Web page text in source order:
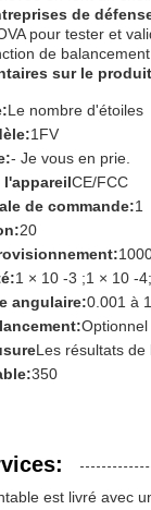
de
pour tester et
de
sur le
Le nombre d'étoiles
1FV
- Je vous en prie.
CE/FCC
de commande:1
20
1 × 10 -3 ;1 × 10 -
angulaire:0.001 à
Optionnel
Les résultats de
350
est livré avec